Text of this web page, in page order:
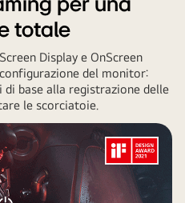
per una
totale
Display e OnScreen
del monitor:
base alla registrazione delle
le scorciatoie.